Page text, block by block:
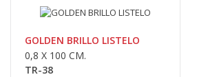
0,00lei
GOLDEN BRILLO LISTELO
0,8 X 100 CM.
TR-38